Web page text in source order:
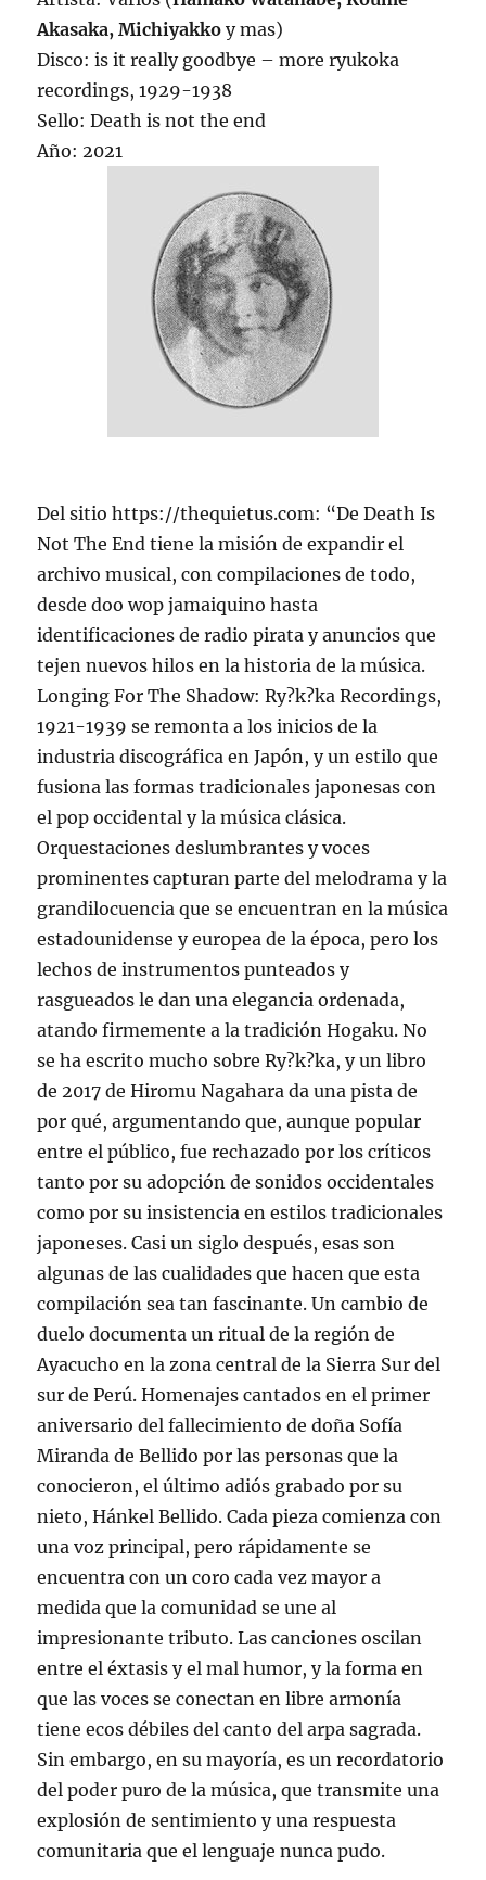
Akasaka, Michiyakkoy mas)
Disco: is it really goodbye – more ryukoka
recordings, 1929-1938
Sello: Death is not the end
Año: 2021
Del sitio https://thequietus.com: “De Death Is
Not The End tiene la misión de expandir el
archivo musical, con compilaciones de todo,
desde doo wop jamaiquino hasta
identificaciones de radio pirata y anuncios que
tejen nuevos hilos en la historia de la música.
Longing For The Shadow: Ry?k?ka Recordings,
1921-1939 se remonta a los inicios de la
industria discográfica en Japón, y un estilo que
fusiona las formas tradicionales japonesas con
el pop occidental y la música clásica.
Orquestaciones deslumbrantes y voces
prominentes capturan parte del melodrama y la
grandilocuencia que se encuentran en la música
estadounidense y europea de la época, pero los
lechos de instrumentos punteados y
rasgueados le dan una elegancia ordenada,
atando firmemente a la tradición Hogaku. No
se ha escrito mucho sobre Ry?k?ka, y un libro
de 2017 de Hiromu Nagahara da una pista de
por qué, argumentando que, aunque popular
entre el público, fue rechazado por los críticos
tanto por su adopción de sonidos occidentales
como por su insistencia en estilos tradicionales
japoneses. Casi un siglo después, esas son
algunas de las cualidades que hacen que esta
compilación sea tan fascinante. Un cambio de
duelo documenta un ritual de la región de
Ayacucho en la zona central de la Sierra Sur del
sur de Perú. Homenajes cantados en el primer
aniversario del fallecimiento de doña Sofía
Miranda de Bellido por las personas que la
conocieron, el último adiós grabado por su
nieto, Hánkel Bellido. Cada pieza comienza con
una voz principal, pero rápidamente se
encuentra con un coro cada vez mayor a
medida que la comunidad se une al
impresionante tributo. Las canciones oscilan
entre el éxtasis y el mal humor, y la forma en
que las voces se conectan en libre armonía
tiene ecos débiles del canto del arpa sagrada.
Sin embargo, en su mayoría, es un recordatorio
del poder puro de la música, que transmite una
explosión de sentimiento y una respuesta
comunitaria que el lenguaje nunca pudo.